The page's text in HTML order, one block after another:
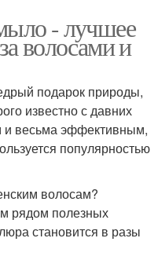
- лучшее
волосами и
подарок природы,
известно с давних
весьма эффективным,
популярностью
волосам?
рядом полезных
становится в разы